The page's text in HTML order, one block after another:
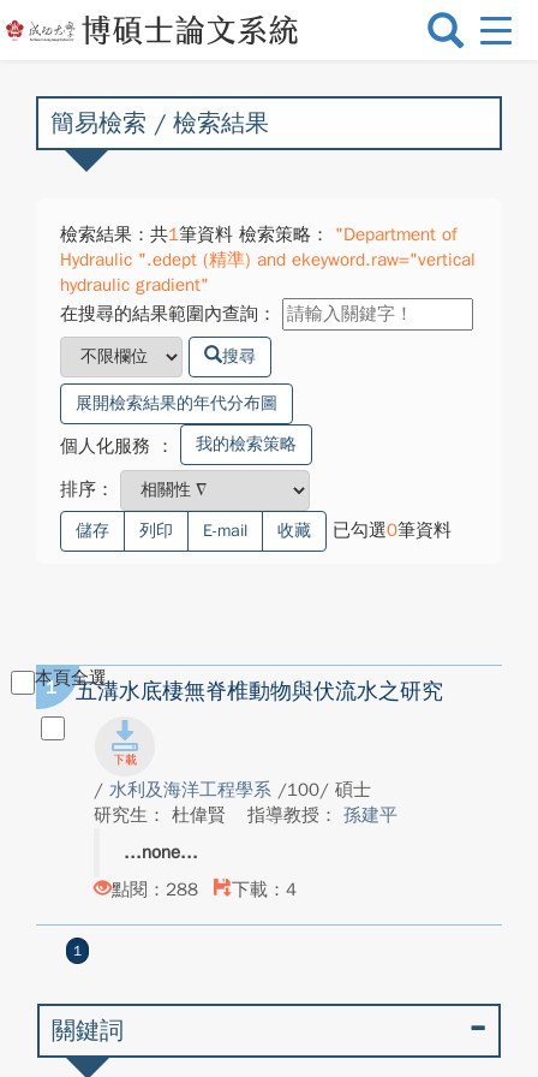
選
換
簡易檢索 / 檢索結果
檢索結果：共1筆資料 檢索策略：
"Department of
Hydraulic ".edept (精準) and ekeyword.raw="vertical
hydraulic gradient"
在搜尋的結果範圍內查詢：
搜尋
展開檢索結果的年代分布圖
個人化服務 ： 我的檢索策略
排序：
儲存 列印 E-mail 收藏 已勾選0筆資料
本頁全選
1 五溝水底棲無脊椎動物與伏流水之研究
/ 水利及海洋工程學系 /100/ 碩士
研究生： 杜偉賢
指導教授： 孫建平
none
點閱：288
下載：4
1
關鍵詞